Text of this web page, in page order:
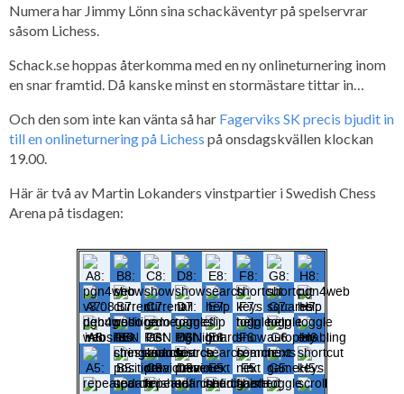
Numera har Jimmy Lönn sina schackäventyr på spelservrar
såsom Lichess.
Schack.se hoppas återkomma med en ny onlineturnering inom
en snar framtid. Då kanske minst en stormästare tittar in…
Och den som inte kan vänta så har Fagerviks SK precis bjudit in
till en onlineturnering på Lichess på onsdagskvällen klockan
19.00.
Här är två av Martin Lokanders vinstpartier i Swedish Chess
Arena på tisdagen: